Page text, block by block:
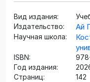
Вид издания:
Издательство:
Ай
Научная школа:
ISBN:
Год издания:
Страниц:
142